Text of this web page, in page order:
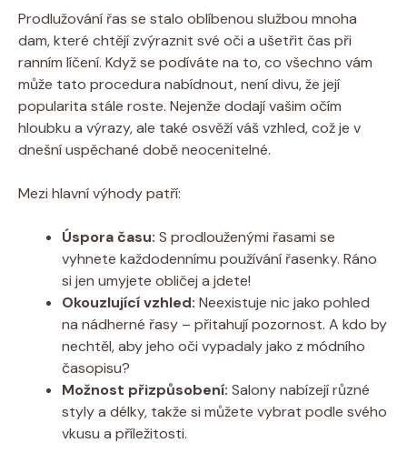
Prodlužování řas se stalo​ oblíbenou službou mnoha
⁤dam, které chtějí zvýraznit‌ své oči a ušetřit čas při
ranním líčení. Když se⁤ podíváte na to, co všechno vám
může ⁢tato ‍procedura nabídnout, není divu, že její
popularita stále roste. Nejenže dodají vašim očím
hloubku a výrazy, ale také osvěží váš vzhled, ⁤což je v
dnešní uspěchané době neocenitelné.
Mezi hlavní ‌výhody patří:
Úspora času: S prodlouženými řasami se
⁤vyhnete každodennímu používání ​řasenky.​ Ráno
si⁤ jen umyjete obličej a⁤ jdete!
Okouzlující vzhled: Neexistuje nic jako pohled
na‍ nádherné řasy – přitahují pozornost. A kdo by
nechtěl, aby jeho oči‍ vypadaly jako z módního​
časopisu?
Možnost⁣ přizpůsobení: Salony nabízejí různé
styly a délky, ‍takže si můžete vybrat podle svého
vkusu a ⁢příležitosti.